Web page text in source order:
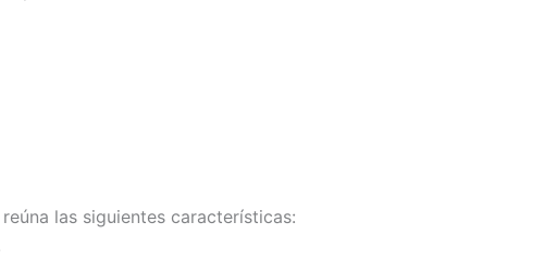
las siguientes características: